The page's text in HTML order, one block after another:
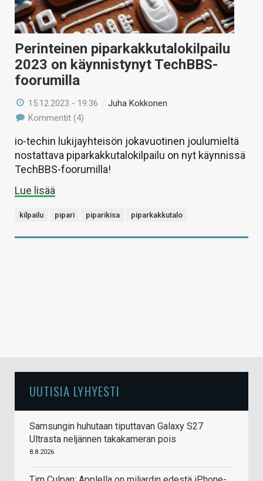
Perinteinen piparkakkutalokilpailu
2023 on käynnistynyt TechBBS-
foorumilla
15.12.2023 - 19:36 /Juha Kokkonen
Kommentit (4)
io-techin lukijayhteisön jokavuotinen joulumieltä
nostattava piparkakkutalokilpailu on nyt käynnissä
TechBBS-foorumilla!
Lue lisää
kilpailu pipari piparikisa piparkakkutalo
UUTISIA LYHYESTI
Samsungin huhutaan tiputtavan Galaxy S27
Ultrasta neljännen takakameran pois
8.8.2026